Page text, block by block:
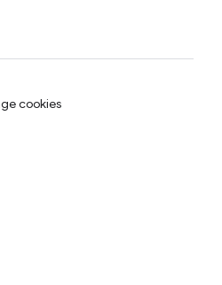
cookies